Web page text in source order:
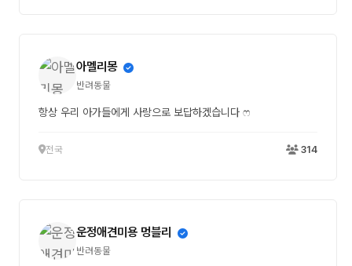
아멜리몽
반려동물
항상 우리 아가들에게 사랑으로 보답하겠습니다 ෆ
전국 314
운정애견미용 멍블리
반려동물